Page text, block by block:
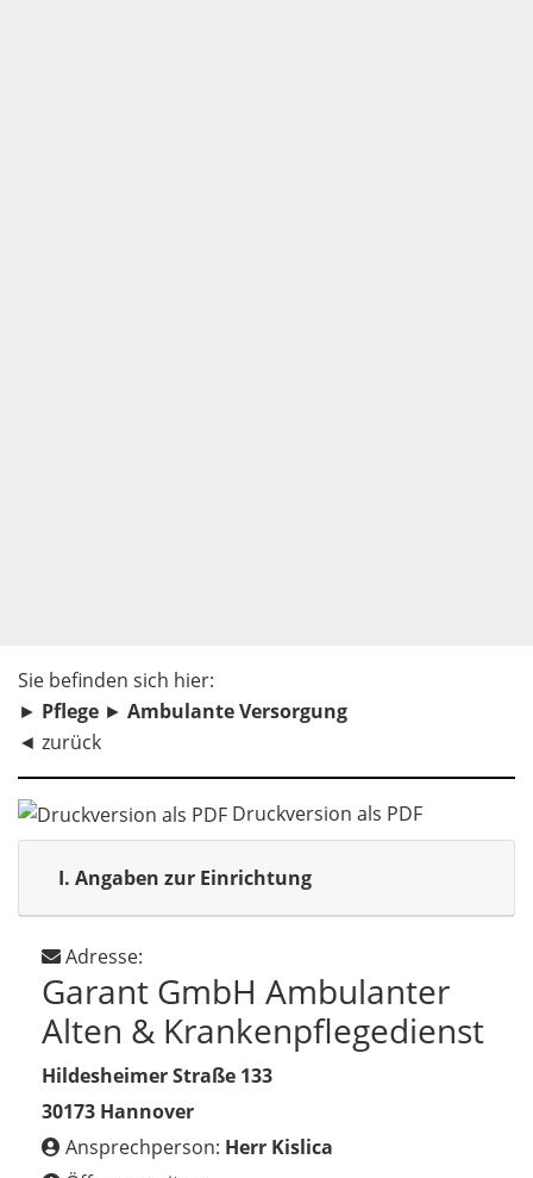
Sie befinden sich hier:
► Pflege ► Ambulante Versorgung
◄ zurück
Druckversion als PDF
I. Angaben zur Einrichtung
Adresse:
Garant GmbH Ambulanter
Alten & Krankenpflegedienst
Hildesheimer Straße 133
30173 Hannover
Ansprechperson: Herr Kislica